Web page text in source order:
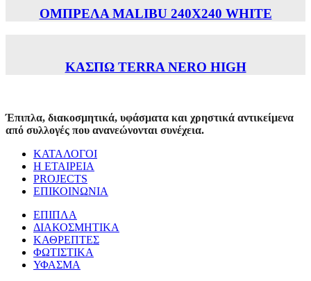
ΟΜΠΡΕΛΑ MALIBU 240X240 WHITE
ΚΑΣΠΩ TERRA NERO HIGH
Έπιπλα, διακοσμητικά, υφάσματα και χρηστικά αντικείμενα
από συλλογές που ανανεώνονται συνέχεια.
ΚΑΤΑΛΟΓΟΙ
Η ΕΤΑΙΡΕΙΑ
PROJECTS
ΕΠΙΚΟΙΝΩΝΙΑ
ΕΠΙΠΛΑ
ΔΙΑΚΟΣΜΗΤΙΚΑ
ΚΑΘΡΕΠΤΕΣ
ΦΩΤΙΣΤΙΚΑ
ΥΦΑΣΜΑ